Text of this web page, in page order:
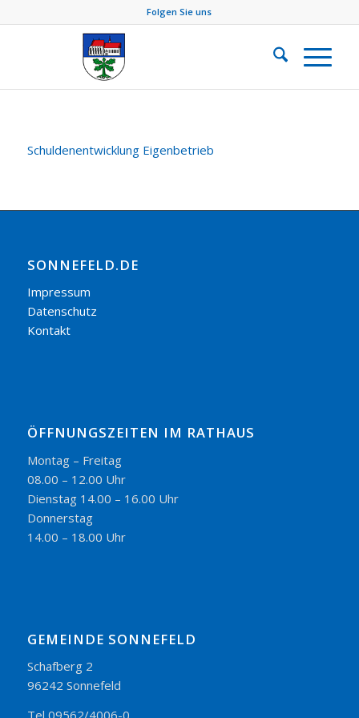
Folgen Sie uns
Schuldenentwicklung Eigenbetrieb
SONNEFELD.DE
Impressum
Datenschutz
Kontakt
ÖFFNUNGSZEITEN IM RATHAUS
Montag – Freitag
08.00 – 12.00 Uhr
Dienstag 14.00 – 16.00 Uhr
Donnerstag
14.00 – 18.00 Uhr
GEMEINDE SONNEFELD
Schafberg 2
96242 Sonnefeld